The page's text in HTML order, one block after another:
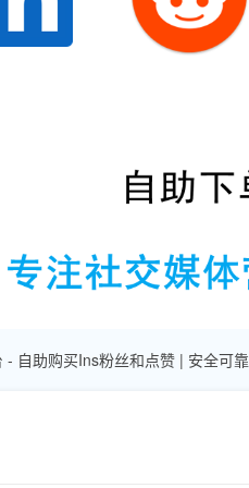
- 自助购买Ins粉丝和点赞 | 安全可靠